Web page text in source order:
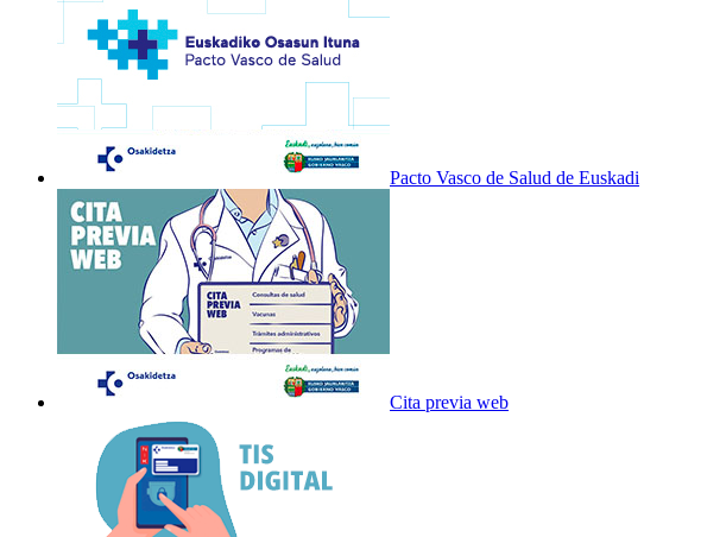
Pacto Vasco de Salud de Euskadi
Cita previa web